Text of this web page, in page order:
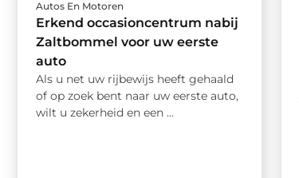
Autos En Motoren
Erkend occasioncentrum nabij
Zaltbommel voor uw eerste
auto
Als u net uw rijbewijs heeft gehaald
of op zoek bent naar uw eerste auto,
wilt u zekerheid en een ...